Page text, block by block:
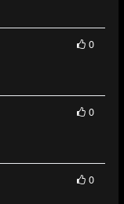
0
0
0